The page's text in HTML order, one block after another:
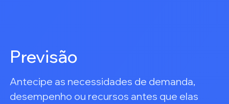
Previsão
Antecipe as necessidades de demanda,
desempenho ou recursos antes que elas